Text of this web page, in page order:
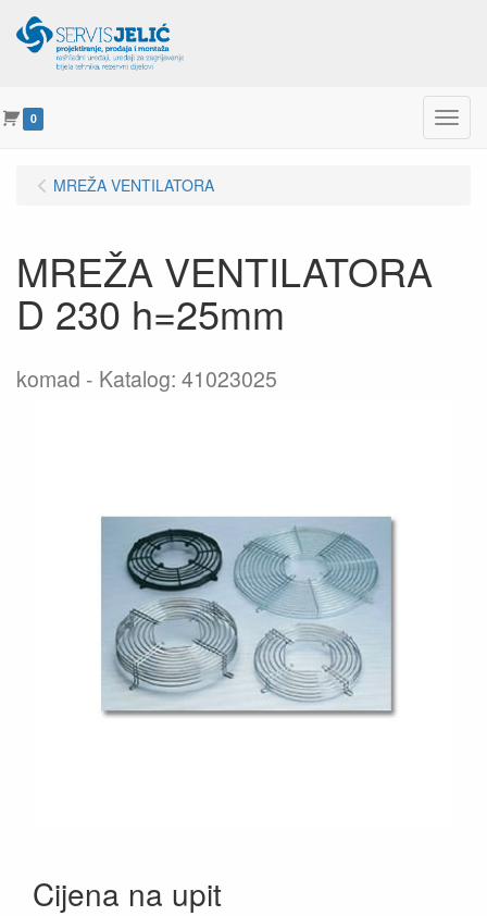
0 Menu
MREŽA VENTILATORA
MREŽA VENTILATORA
D 230 h=25mm
komad Katalog: 41023025
Cijena na upit